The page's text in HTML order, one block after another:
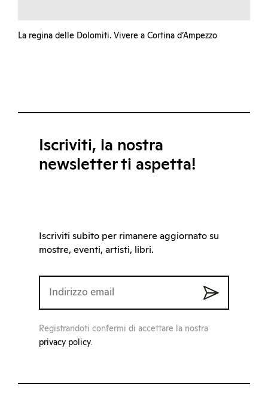
La regina delle Dolomiti. Vivere a Cortina d’Ampezzo
Iscriviti, la nostra
newsletter ti aspetta!
Iscriviti subito per rimanere aggiornato su
mostre, eventi, artisti, libri.
Registrandoti confermi di accettare la nostra
privacy policy.